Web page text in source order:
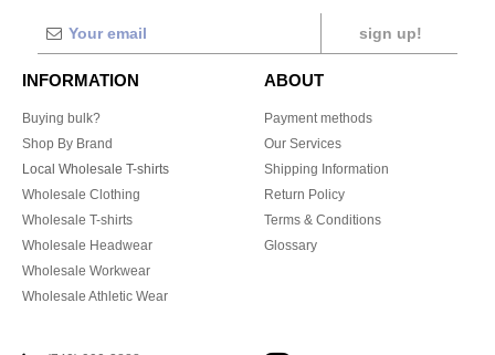
sign up!
INFORMATION
Buying bulk?
Shop By Brand
Local Wholesale T-shirts
Wholesale Clothing
Wholesale T-shirts
Wholesale Headwear
Wholesale Workwear
Wholesale Athletic Wear
ABOUT
Payment methods
Our Services
Shipping Information
Return Policy
Terms & Conditions
Glossary